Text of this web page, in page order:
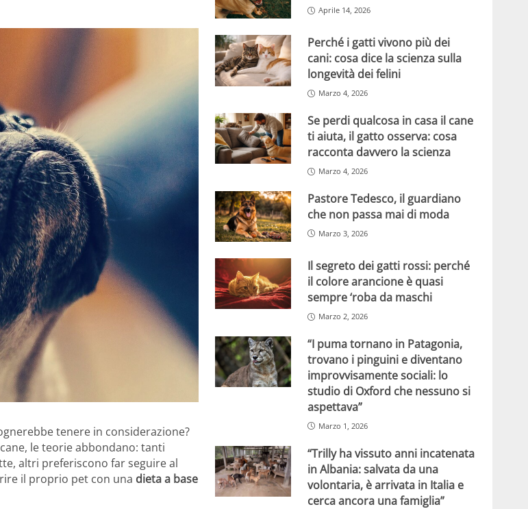
tenere in considerazione?
le teorie abbondano: tanti
altri preferiscono far seguire al
il proprio pet con una dieta a base
Aprile 14, 2026
Perché i gatti vivono più dei
cani: cosa dice la scienza sulla
longevità dei felini
Marzo 4, 2026
Se perdi qualcosa in casa il cane
ti aiuta, il gatto osserva: cosa
racconta davvero la scienza
Marzo 4, 2026
Pastore Tedesco, il guardiano
che non passa mai di moda
Marzo 3, 2026
Il segreto dei gatti rossi: perché
il colore arancione è quasi
sempre ‘roba da maschi
Marzo 2, 2026
“I puma tornano in Patagonia,
trovano i pinguini e diventano
improvvisamente sociali: lo
studio di Oxford che nessuno si
aspettava”
Marzo 1, 2026
“Trilly ha vissuto anni incatenata
in Albania: salvata da una
volontaria, è arrivata in Italia e
cerca ancora una famiglia”